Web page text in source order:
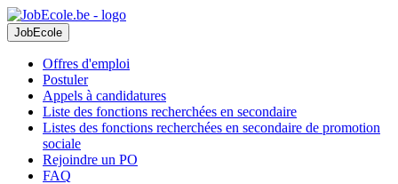
JobEcole
Offres d'emploi
Postuler
Appels à candidatures
Liste des fonctions recherchées en secondaire
Listes des fonctions recherchées en secondaire de promotion
sociale
Rejoindre un PO
FAQ